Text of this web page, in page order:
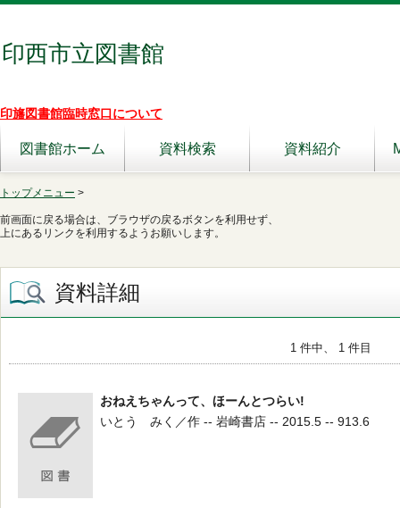
印西市立図書館
印旛図書館臨時窓口について
図書館ホーム 資料検索 資料紹介
トップメニュー >
前画面に戻る場合は、ブラウザの戻るボタンを利用せず、
上にあるリンクを利用するようお願いします。
資料詳細
1 件中、 1 件目
おねえちゃんって、ほーんとつらい!
いとう みく／作 -- 岩崎書店 -- 2015.5 -- 913.6